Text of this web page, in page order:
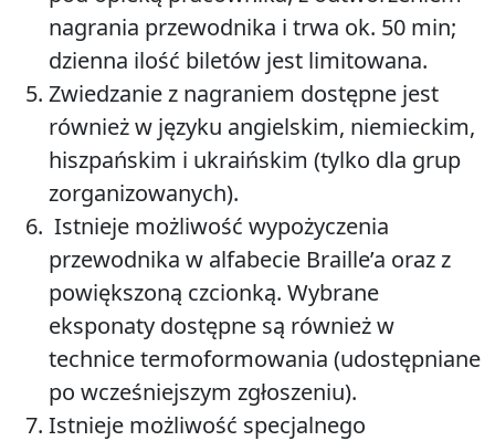
nagrania przewodnika i trwa ok. 50 min;
dzienna ilość biletów jest limitowana.
Zwiedzanie z nagraniem dostępne jest
również w języku angielskim, niemieckim,
hiszpańskim i ukraińskim (tylko dla grup
zorganizowanych).
Istnieje możliwość wypożyczenia
przewodnika w alfabecie Braille’a oraz z
powiększoną czcionką. Wybrane
eksponaty dostępne są również w
technice termoformowania (udostępniane
po wcześniejszym zgłoszeniu).
Istnieje możliwość specjalnego